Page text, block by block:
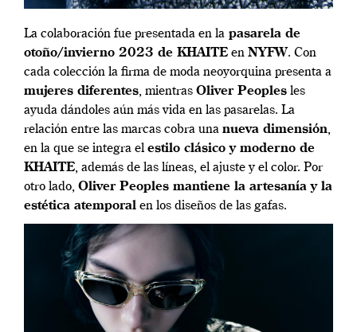
La colaboración fue presentada en la pasarela de
otoño/invierno 2023 de KHAITE en NYFW. Con
cada colección la firma de moda neoyorquina presenta a
mujeres diferentes, mientras Oliver Peoples les
ayuda dándoles aún más vida en las pasarelas. La
relación entre las marcas cobra una nueva dimensión,
en la que se integra el estilo clásico y moderno de
KHAITE, además de las líneas, el ajuste y el color. Por
otro lado, Oliver Peoples mantiene la artesanía y la
estética atemporal en los diseños de las gafas.